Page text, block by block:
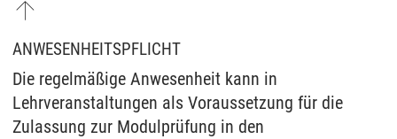
ANWESENHEITSPFLICHT
Die regelmäßige Anwesenheit kann in
Lehrveranstaltungen als Voraussetzung für die
Zulassung zur Modulprüfung in den